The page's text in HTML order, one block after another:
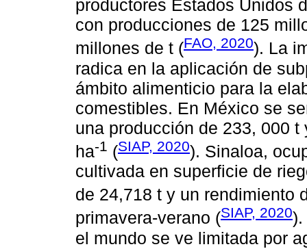
productores Estados Unidos
con producciones de 125
millones de t (FAO, 2020). La
radica en la aplicación de
ámbito alimenticio para la
comestibles. En México se
una producción de 233, 000
ha-1 (SIAP, 2020). Sinaloa,
cultivada en superficie de
de 24,718 t y un rendimiento
primavera-verano (SIAP, 2020).
el mundo se ve limitada por